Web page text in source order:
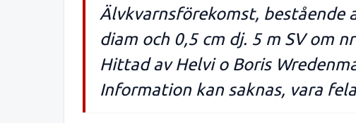
Älvkvarnsförekomst, bestående
diam och 0,5 cm dj. 5 m SV om
Hittad av Helvi o Boris
Information kan saknas, vara